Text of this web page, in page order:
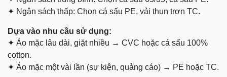
✦ Ngân sách thấp: Chọn cá sấu PE, vải thun trơn TC.
Dựa vào nhu cầu sử dụng:
✦ Áo mặc lâu dài, giặt nhiều → CVC hoặc cá sấu 100%
cotton.
✦ Áo mặc một vài lần (sự kiện, quảng cáo) → PE hoặc TC.